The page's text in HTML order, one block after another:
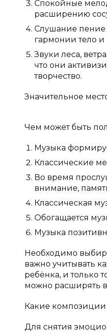
Спокойные
расширению
Слушание пение
гармонии тело и
Звуки леса,
что они
творчество.
Значительное
Чем может быть
Музыка
Классические
Во время
внимание,
Классическая
Обогащается
Музыка
Необходимо
важно учитывать
ребёнка, и только
можно расширять
Какие композиции
Для снятия